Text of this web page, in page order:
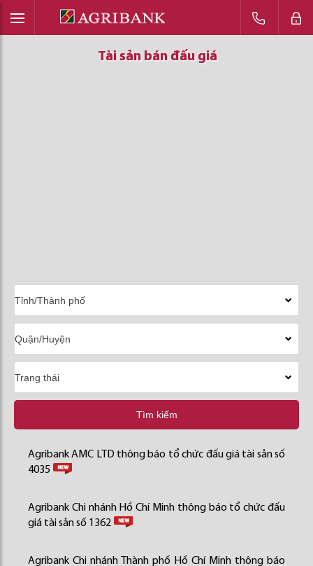
Tài sản bán đấu giá
Tài sản bán đấu giá
Tài sản bán đấu giá
Tìm kiếm
Agribank AMC LTD thông báo tổ chức đấu giá tài sản số
4035
Agribank Chi nhánh Hồ Chí Minh thông báo tổ chức đấu
giá tài sản số 1362
Agribank Chi nhánh Thành phố Hồ Chí Minh thông báo